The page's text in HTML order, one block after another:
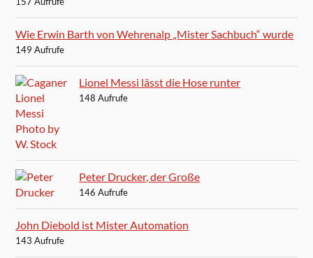
Wie Erwin Barth von Wehrenalp „Mister Sachbuch“ wurde
149 Aufrufe
Lionel Messi lässt die Hose runter
148 Aufrufe
Peter Drucker, der Große
146 Aufrufe
John Diebold ist Mister Automation
143 Aufrufe